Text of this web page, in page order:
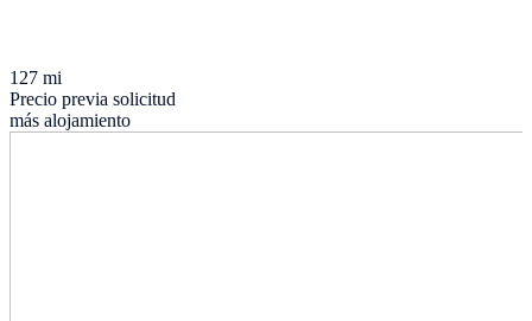
127 mi
Precio previa solicitud
más alojamiento